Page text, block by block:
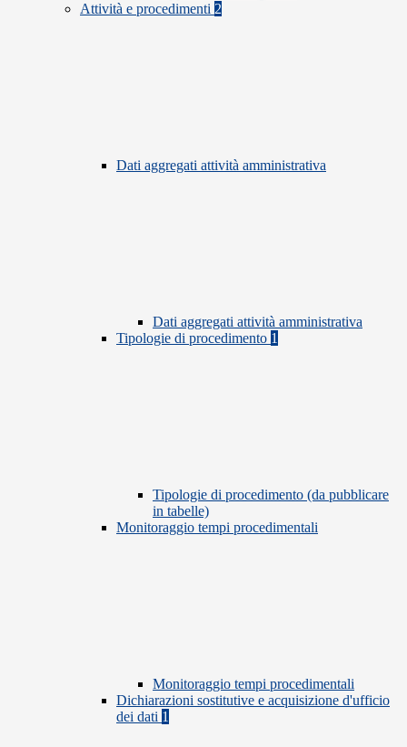
Attività e procedimenti 2
Dati aggregati attività amministrativa
Dati aggregati attività amministrativa
Tipologie di procedimento 1
Tipologie di procedimento (da pubblicare
in tabelle)
Monitoraggio tempi procedimentali
Monitoraggio tempi procedimentali
Dichiarazioni sostitutive e acquisizione d'ufficio
dei dati 1